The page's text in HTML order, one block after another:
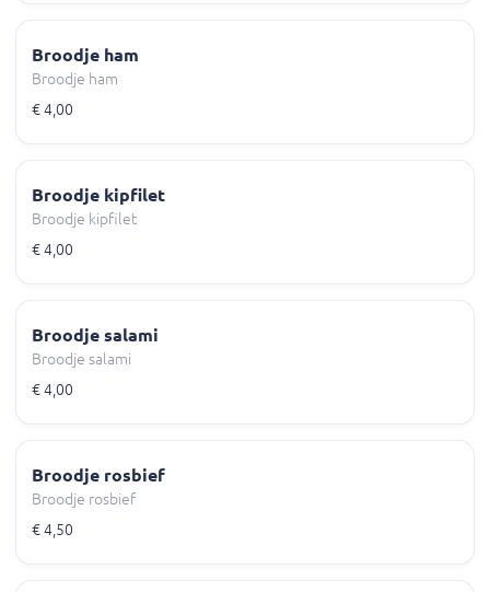
Broodje ham
Broodje ham
€ 4,00
Broodje kipfilet
Broodje kipfilet
€ 4,00
Broodje salami
Broodje salami
€ 4,00
Broodje rosbief
Broodje rosbief
€ 4,50